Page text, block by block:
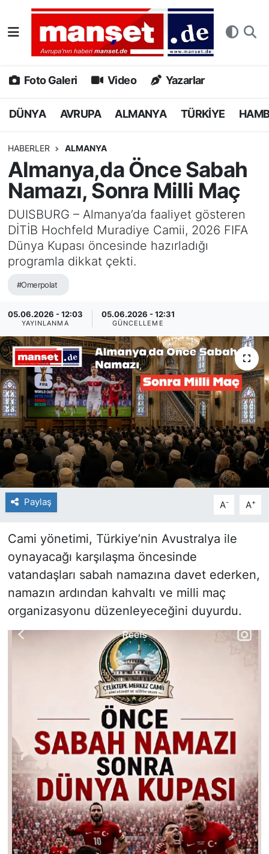
Foto Galeri Video Yazarlar
DÜNYA AVRUPA ALMANYA TÜRKİYE
HABERLER ALMANYA
Almanya,da Önce Sabah
Namazı, Sonra Milli Maç
DUISBURG – Almanya’da faaliyet gösteren
DİTİB Hochfeld Muradiye Camii, 2026 FIFA
Dünya Kupası öncesinde hazırladığı
programla dikkat çekti.
#Omerpolat
05.06.2026 - 12:03
YAYINLANMA
05.06.2026 - 12:31
GÜNCELLEME
Paylaş A- A+
Cami yönetimi, Türkiye’nin Avustralya ile
oynayacağı karşılaşma öncesinde
vatandaşları sabah namazına davet ederken,
namazın ardından kahvaltı ve milli maç
organizasyonu düzenleyeceğini duyurdu.
DÜNYA
AVRUPA
ALMANYA
HAMBURG
SPOR
DEUTSCH
EKONOMİ
SİYASET
SAĞLIK
Nöbetçi Eczaneler
Hava Durumu
Namaz Vakitleri
Puan Durumu ve Fikstür
Tüm Manşetler
Son Dakika Haberleri
Haber Arşivi